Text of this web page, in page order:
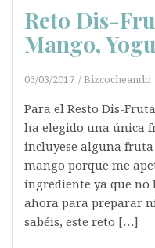
Reto Dis-
Mango,
05/03/2017 Bizcocheando
Para el Resto Dis-
ha elegido una única
incluyese alguna fruta
mango porque me
ingrediente ya que
ahora para preparar
sabéis, este reto […]